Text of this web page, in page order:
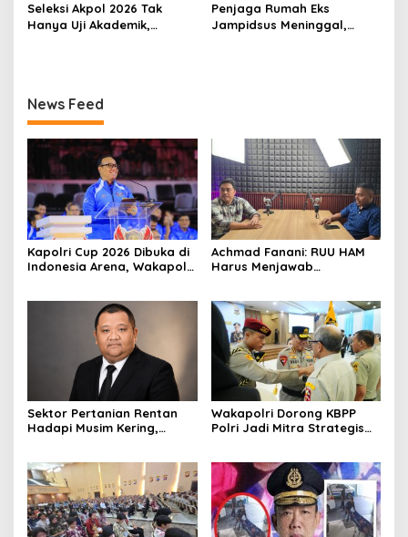
Seleksi Akpol 2026 Tak
Hanya Uji Akademik,
Penjaga Rumah Eks
Jampidsus Meninggal,
News Feed
Kapolri Cup 2026 Dibuka di
Indonesia Arena, Wakapolri
Achmad Fanani: RUU HAM
Harus Menjawab
Sektor Pertanian Rentan
Hadapi Musim Kering,
Wakapolri Dorong KBPP
Polri Jadi Mitra Strategis